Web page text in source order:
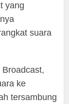
yang
suara
ke
tersambung